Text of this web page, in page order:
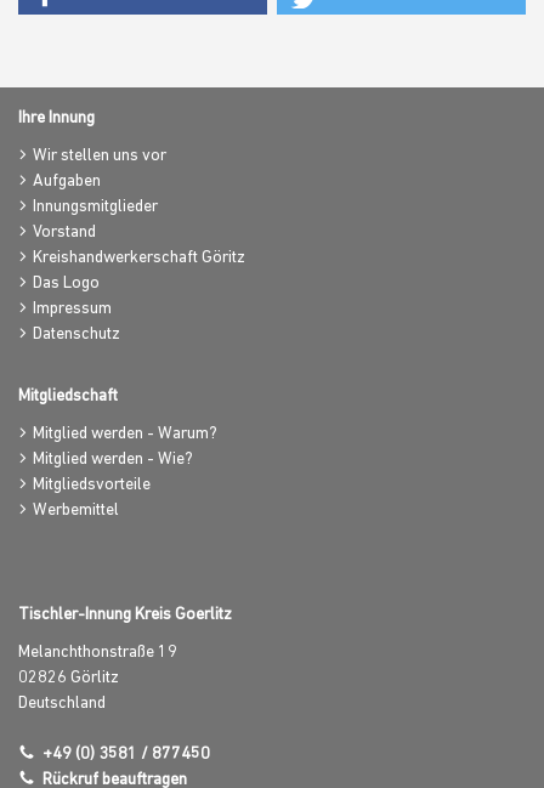
Ihre Innung
Wir stellen uns vor
Aufgaben
Innungsmitglieder
Vorstand
Kreishandwerkerschaft Göritz
Das Logo
Impressum
Datenschutz
Mitgliedschaft
Mitglied werden - Warum?
Mitglied werden - Wie?
Mitgliedsvorteile
Werbemittel
Tischler-Innung Kreis Goerlitz
Melanchthonstraße 19
02826 Görlitz
Deutschland
+49 (0) 3581 / 877450
Rückruf beauftragen